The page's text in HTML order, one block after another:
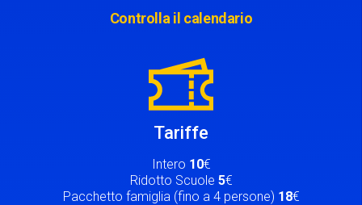
Controlla il calendario
Tariffe
Intero 10€
Ridotto Scuole 5€
Pacchetto famiglia (fino a 4 persone) 18€